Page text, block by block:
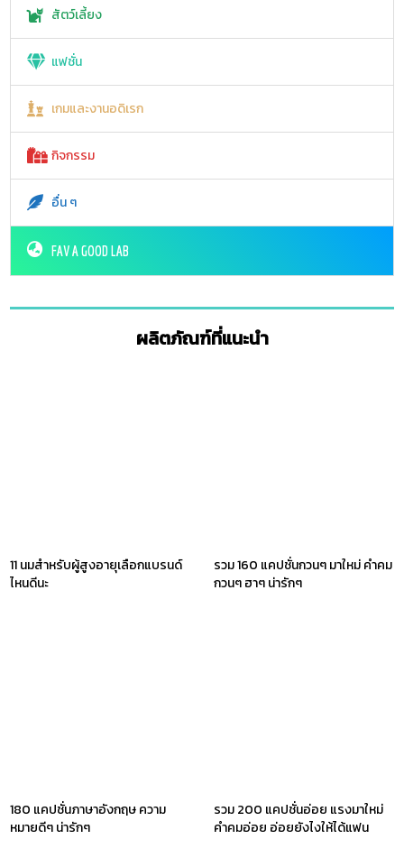
สัตว์เลี้ยง
แฟชั่น
เกมและงานอดิเรก
กิจกรรม
อื่น ๆ
FAV A GOOD LAB
ผลิตภัณฑ์ที่แนะนำ
11 นมสำหรับผู้สูงอายุเลือกแบรนด์
ไหนดีนะ
รวม 160 แคปชั่นกวนๆ มาใหม่ คําคม
กวนๆ ฮาๆ น่ารักๆ
180 แคปชั่นภาษาอังกฤษ ความ
หมายดีๆ น่ารักๆ
รวม 200 แคปชั่นอ่อย แรงมาใหม่
คำคมอ่อย อ่อยยังไงให้ได้แฟน